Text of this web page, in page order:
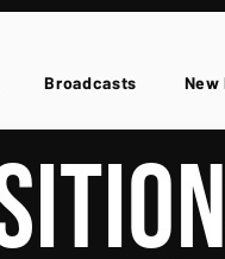
Broadcasts New